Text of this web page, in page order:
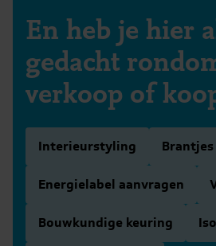
En heb je hier
gedacht
verkoop of
Interieurstyling
Energielabel aanvragen
Bouwkundige keuring